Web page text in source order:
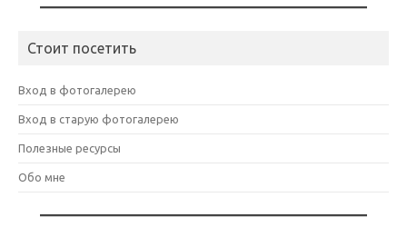
Стоит посетить
Вход в фотогалерею
Вход в старую фотогалерею
Полезные ресурсы
Обо мне